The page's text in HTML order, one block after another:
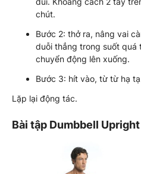
chút.
Bước 2: thở ra, nâng vai
duỗi thẳng trong suốt quá
chuyển động lên xuống.
Bước 3: hít vào, từ từ hạ
Lặp lại động tác.
Bài tập Dumbbell